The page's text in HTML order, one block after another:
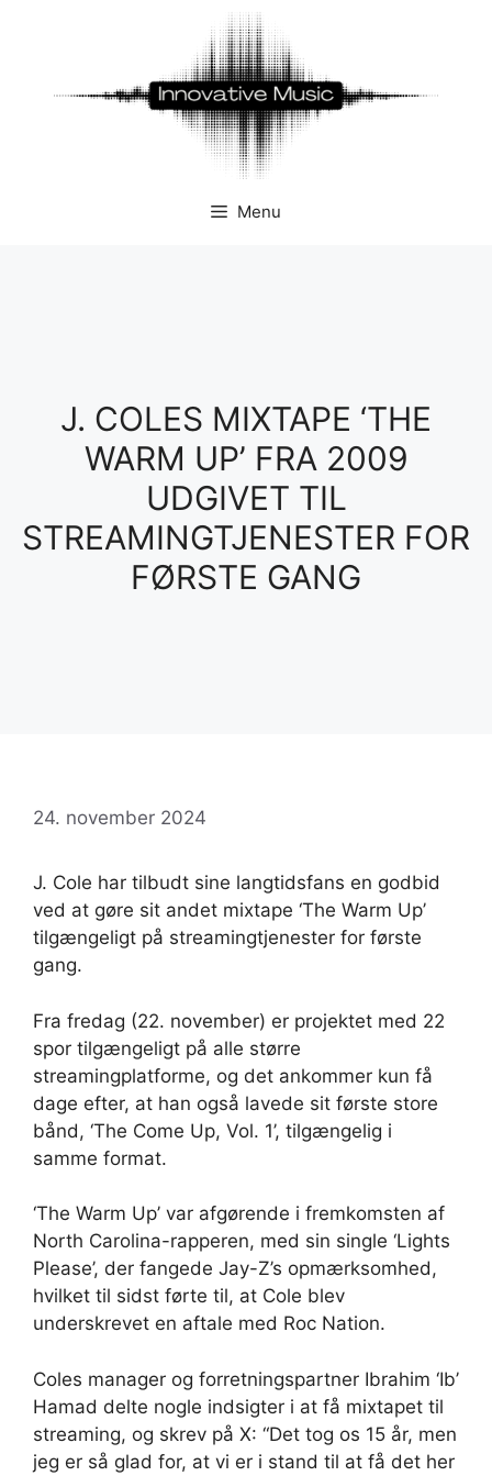
Menu
J. COLES MIXTAPE ‘THE
WARM UP’ FRA 2009
UDGIVET TIL
STREAMINGTJENESTER FOR
FØRSTE GANG
24. november 2024
J. Cole har tilbudt sine langtidsfans en godbid
ved at gøre sit andet mixtape ‘The Warm Up’
tilgængeligt på streamingtjenester for første
gang.
Fra fredag ​​(22. november) er projektet med 22
spor tilgængeligt på alle større
streamingplatforme, og det ankommer kun få
dage efter, at han også lavede sit første store
bånd, ‘The Come Up, Vol. 1’, tilgængelig i
samme format.
‘The Warm Up’ var afgørende i fremkomsten af ​​
North Carolina-rapperen, med sin single ‘Lights
Please’, der fangede Jay-Z’s opmærksomhed,
hvilket til sidst førte til, at Cole blev
underskrevet en aftale med Roc Nation.
Coles manager og forretningspartner Ibrahim ‘Ib’
Hamad delte nogle indsigter i at få mixtapet til
streaming, og skrev på X: “Det tog os 15 år, men
jeg er så glad for, at vi er i stand til at få det her